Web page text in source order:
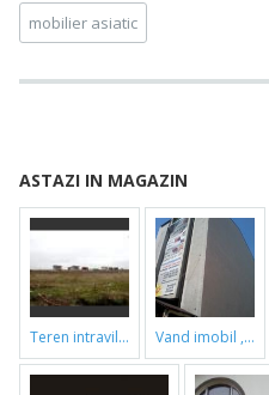
mobilier asiatic
ASTAZI IN MAGAZIN
teren intravilan vand imobil ,790m,piata gorjului,pret negociabil